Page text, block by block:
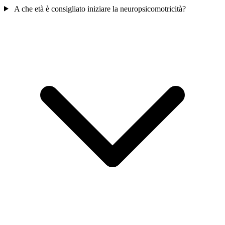
A che età è consigliato iniziare la neuropsicomotricità?